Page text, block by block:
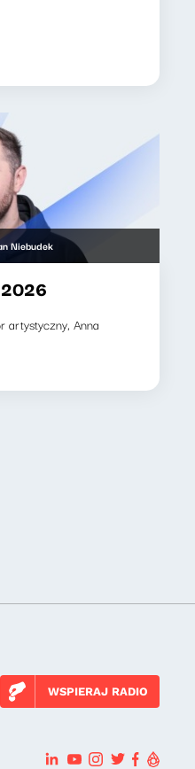
Niebudek
artystyczny, Anna
WSPIERAJ RADIO